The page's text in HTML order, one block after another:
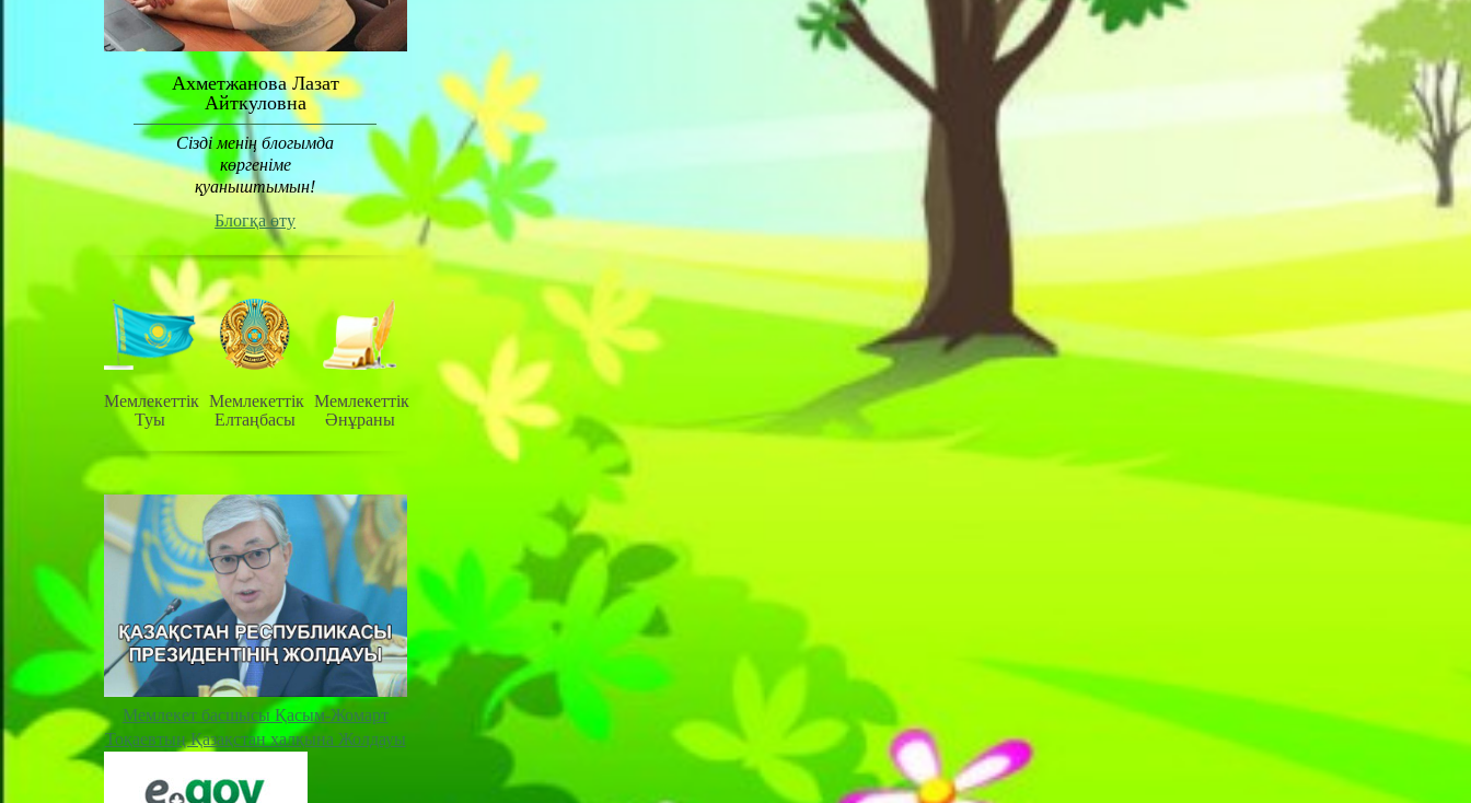
Ахметжанова Лазат
Айткуловна
Сізді менің блогымда
көргеніме
қуаныштымын!
Блогқа өту
Мемлекеттiк
Туы
Мемлекеттiк
Елтаңбасы
Мемлекеттiк
Әнұраны
Мемлекет басшысы Қасым-Жомарт
Тоқаевтың Қазақстан халқына Жолдауы